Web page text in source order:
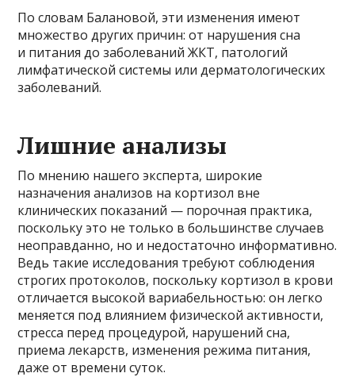
По словам Балановой, эти изменения имеют
множество других причин: от нарушения сна
и питания до заболеваний ЖКТ, патологий
лимфатической системы или дерматологических
заболеваний.
Лишние анализы
По мнению нашего эксперта, широкие
назначения анализов на кортизол вне
клинических показаний — порочная практика,
поскольку это не только в большинстве случаев
неоправданно, но и недостаточно информативно.
Ведь такие исследования требуют соблюдения
строгих протоколов, поскольку кортизол в крови
отличается высокой вариабельностью: он легко
меняется под влиянием физической активности,
стресса перед процедурой, нарушений сна,
приема лекарств, изменения режима питания,
даже от времени суток.